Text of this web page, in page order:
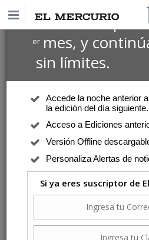
Suscríbete por
ermes, y
sin límites.
Accede la noche anterior
la edición del día siguiente.
Acceso a Ediciones
Versión Offline
Personaliza Alertas de
Si ya eres suscriptor de